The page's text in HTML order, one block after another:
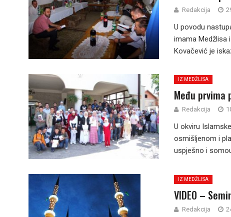
Redakcija
U povodu
imama Medžlisa
Kovačević je
IZ MEDŽLISA
Među prvima
Redakcija
U okviru
osmišljenom i
uspješno i
IZ MEDŽLISA
VIDEO –
Redakcija